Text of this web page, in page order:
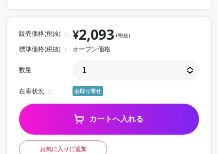
販売価格(税抜) ¥2,093 (税抜)
標準価格(税抜) オープン価格
数量
在庫状況 お取り寄せ
カートへ入れる
お気に入りに追加